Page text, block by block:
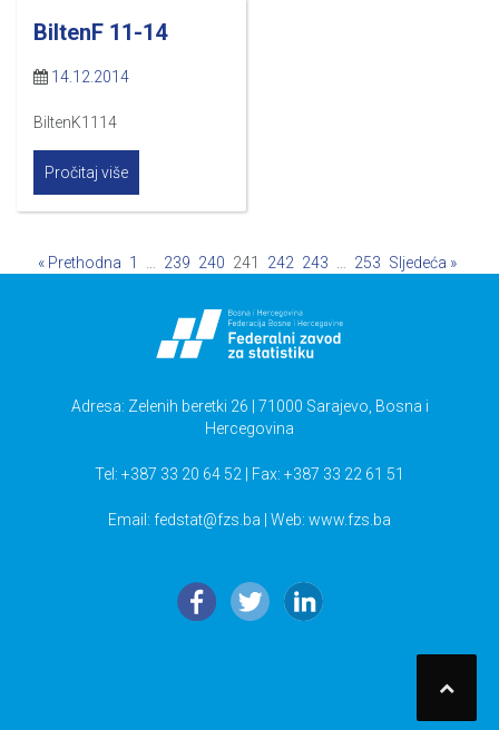
BiltenF 11-14
14.12.2014
BiltenK1114
Pročitaj više
« Prethodna 1 239 240 241 242 243 253 Sljedeća »
Adresa: Zelenih beretki 26 | 71000 Sarajevo, Bosna i
Hercegovina
Tel: +387 33 20 64 52 | Fax: +387 33 22 61 51
Email: fedstat@fzs.ba | Web: www.fzs.ba